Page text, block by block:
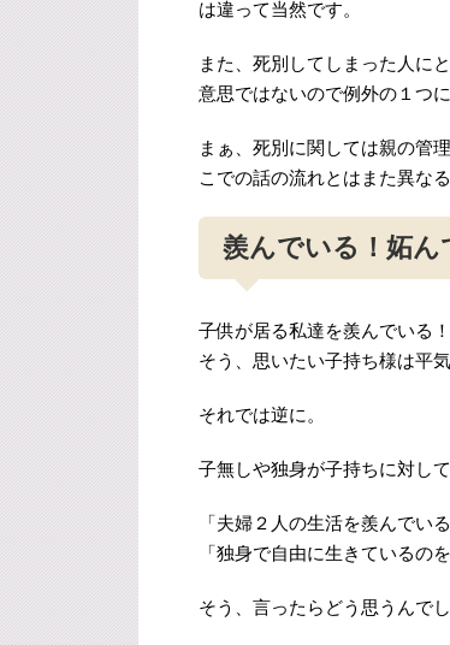
は違って当然です。
また、死別してしまった人に
意思ではないので例外の１つに
まぁ、死別に関しては親の管
こでの話の流れとはまた異な
羨んでいる！妬ん
子供が居る私達を羨んでいる
そう、思いたい子持ち様は平
それでは逆に。
子無しや独身が子持ちに対して
「夫婦２人の生活を羨んでい
「独身で自由に生きているの
そう、言ったらどう思うんでし